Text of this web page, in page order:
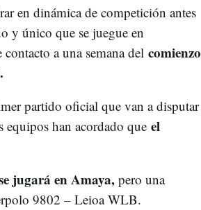
en dinámica de competición antes
y único que se juegue en
a una semana del comienzo
partido oficial que van a disputar
equipos han acordado que el
jugará en Amaya, pero una
9802 – Leioa WLB.